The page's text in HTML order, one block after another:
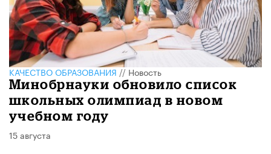
КАЧЕСТВО ОБРАЗОВАНИЯ//Новость
Минобрнауки обновило список
школьных олимпиад в новом
учебном году
15 августа